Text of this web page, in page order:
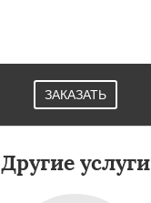
ЗАКАЗАТЬ
Другие услуги